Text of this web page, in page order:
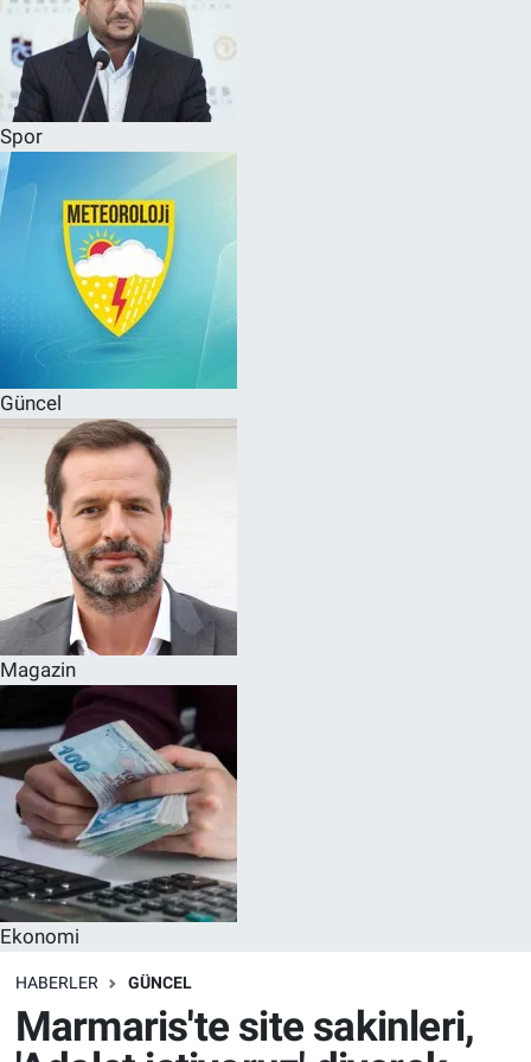
Spor
Güncel
Magazin
Ekonomi
HABERLER GÜNCEL
Marmaris'te site sakinleri,